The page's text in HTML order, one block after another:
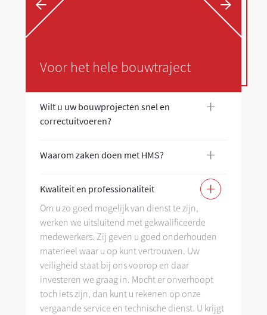
Voor het hele bouwtraject
Wilt u uw bouwprojecten snel en
correctuitvoeren?
+
Waarom zaken doen met HMS? +
Kwaliteit en professionaliteit +
Om u zo goed mogelijk van dienst te zijn,
werken we uitsluitend met gekwalificeerde
medewerkers. Zij geven u goed onderhouden
materieel waar u op kunt vertrouwen. Uw
veiligheid staat bij ons voorop en daar
investeren we graag in. Mocht er onverhoopt
toch iets zijn, dan kunt u rekenen op onze
vergaande service en technische dienst. U krijgt